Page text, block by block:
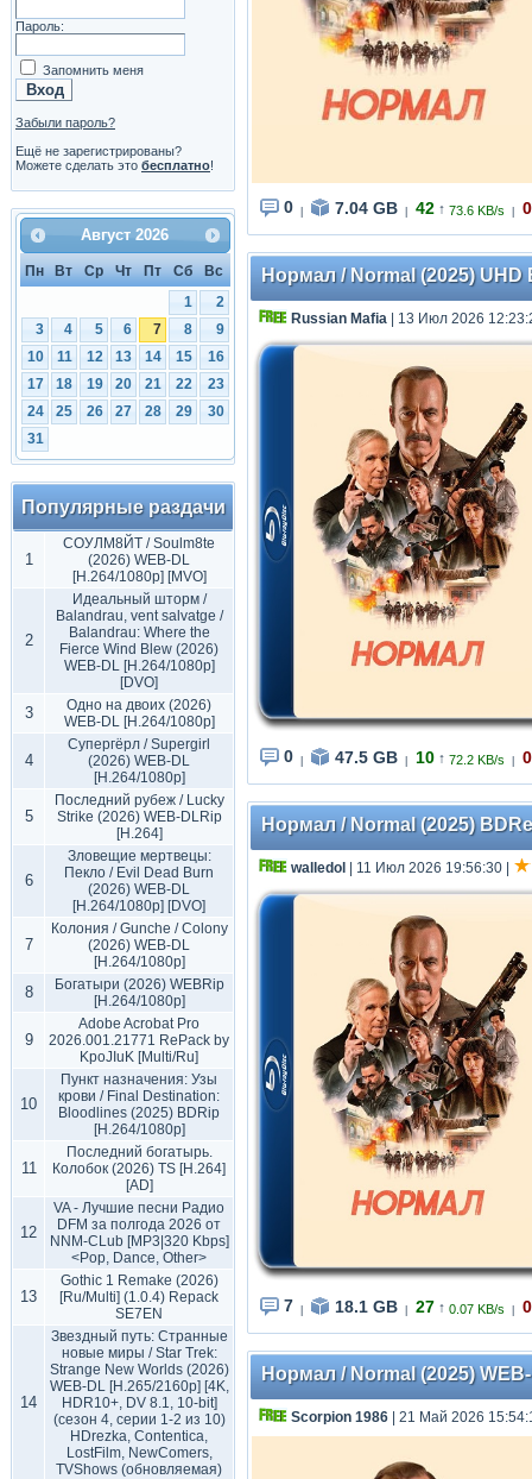
Пароль:
Запомнить меня
Забыли пароль?
Ещё не зарегистрированы?
Можете сделать это бесплатно!
Август 2026
Пн Вт Ср Чт Пт Сб
Вс
1
2
3
4 5 6 7 8
9
10
11 12 13 14 15
16
17
18 19 20 21 22
23
24
25 26 27 28 29
30
31
Популярные раздачи
1
СОУЛМ8ЙТ / Soulm8te
(2026) WEB-DL
[H.264/1080p] [MVO]
2
Идеальный шторм /
Balandrau, vent salvatge /
Balandrau: Where the
Fierce Wind Blew (2026)
WEB-DL [H.264/1080p]
[DVO]
3
Одно на двоих (2026)
WEB-DL [H.264/1080p]
4
Супергёрл / Supergirl
(2026) WEB-DL
[H.264/1080p]
5
Последний рубеж / Lucky
Strike (2026) WEB-DLRip
[H.264]
6
Зловещие мертвецы:
Пекло / Evil Dead Burn
(2026) WEB-DL
[H.264/1080p] [DVO]
7
Колония / Gunche / Colony
(2026) WEB-DL
[H.264/1080p]
8
Богатыри (2026) WEBRip
[H.264/1080p]
9
Adobe Acrobat Pro
2026.001.21771 RePack by
KpoJIuK [Multi/Ru]
10
Пункт назначения: Узы
крови / Final Destination:
Bloodlines (2025) BDRip
[H.264/1080p]
11
Последний богатырь.
Колобок (2026) TS [H.264]
[AD]
12
VA - Лучшие песни Радио
DFM за полгода 2026 от
NNM-CLub [MP3|320 Kbps]
<Pop, Dance, Other>
13
Gothic 1 Remake (2026)
[Ru/Multi] (1.0.4) Repack
SE7EN
14
Звездный путь: Странные
новые миры / Star Trek:
Strange New Worlds (2026)
WEB-DL [H.265/2160p] [4K,
HDR10+, DV 8.1, 10-bit]
(сезон 4, серии 1-2 из 10)
HDrezka, Contentica,
LostFilm, NewComers,
TVShows (обновляемая)
0 7.04 GB 42 ↑ 73.6 KB/s 0
Нормал / Normal (2025) UHD
Russian Mafia | 13 Июл 2026
0 47.5 GB 10 ↑ 72.2 KB/s 0
Нормал / Normal (2025)
walledol | 11 Июл 2026 19:56:30
7 18.1 GB 27 ↑ 0.07 KB/s 0
Нормал / Normal (2025)
Scorpion 1986 | 21 Май 2026